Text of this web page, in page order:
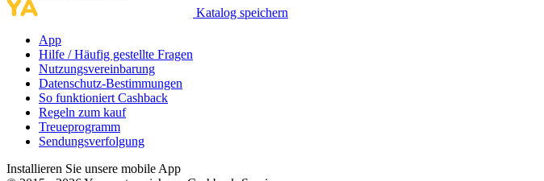
Katalog speichern
App
Hilfe / Häufig gestellte Fragen
Nutzungsvereinbarung
Datenschutz-Bestimmungen
So funktioniert Cashback
Regeln zum kauf
Treueprogramm
Sendungsverfolgung
Installieren Sie unsere mobile App